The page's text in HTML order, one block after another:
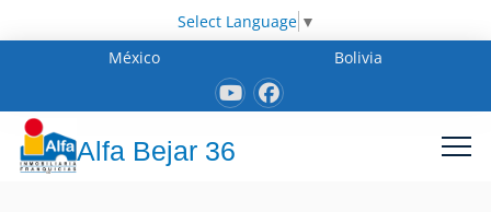
Select Language ▼
México
Bolivia
Alfa Bejar 36